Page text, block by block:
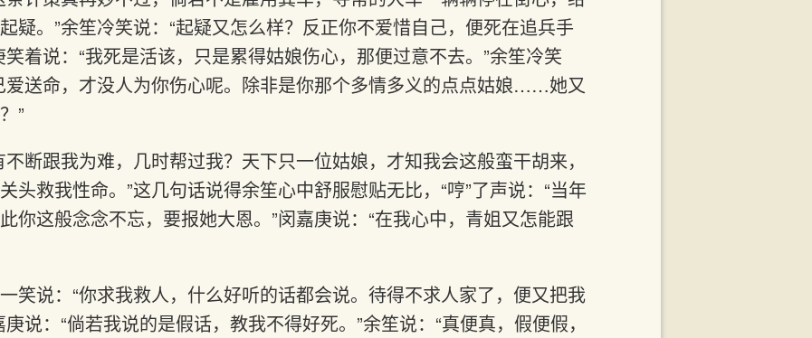
疑。”余笙冷笑说：“起疑又怎么样？反正你不爱惜自己，便死在追兵手
着说：“我死是活该，只是累得姑娘伤心，那便过意不去。”余笙冷笑
爱送命，才没人为你伤心呢。除非是你那个多情多义的点点姑娘……她又
”
断跟我为难，几时帮过我？天下只一位姑娘，才知我会这般蛮干胡来，
头救我性命。”这几句话说得余笙心中舒服慰贴无比，“哼”了声说：“当年
你这般念念不忘，要报她大恩。”闵嘉庚说：“在我心中，青姐又怎能跟
笑说：“你求我救人，什么好听的话都会说。待得不求人家了，便又把我
说：“倘若我说的是假话，教我不得好死。”余笙说：“真便真，假便假，